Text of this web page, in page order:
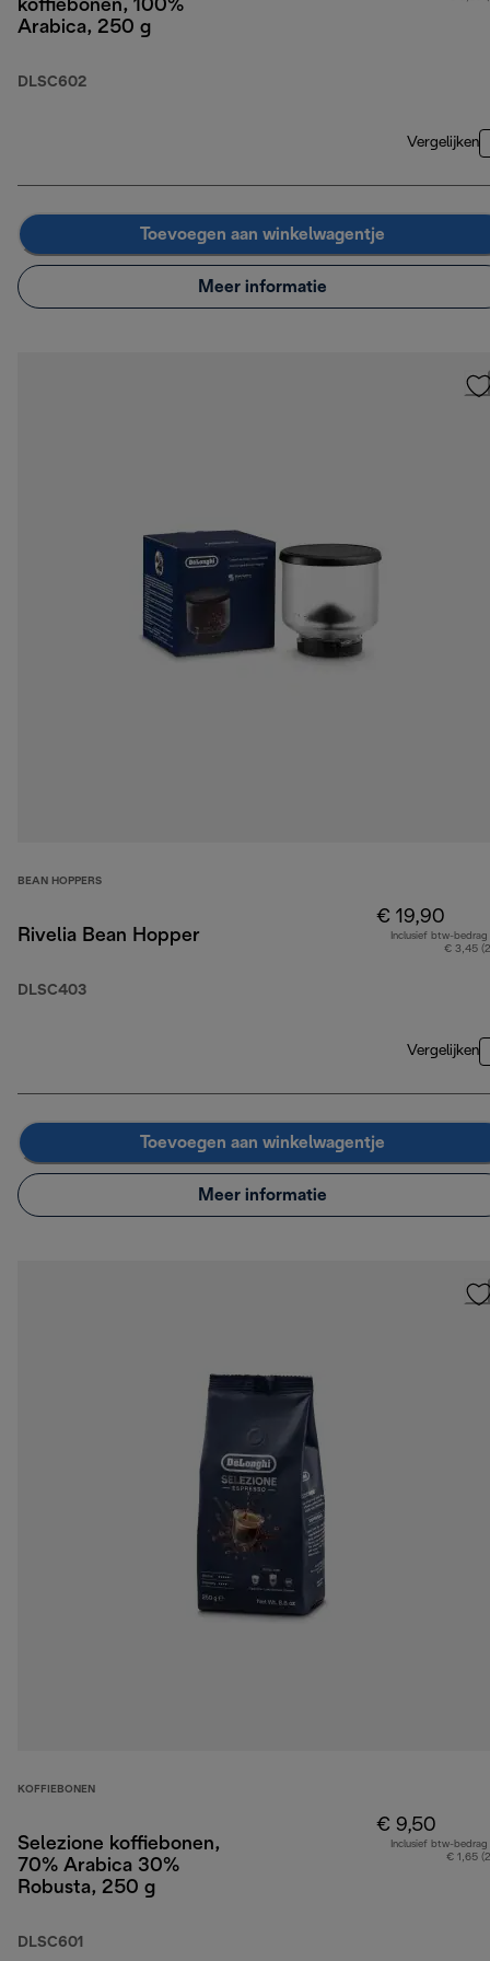
koffiebonen, 100%
Arabica, 250 g
DLSC602
Vergelijken
Toevoegen aan winkelwagentje
Meer informatie
BEAN HOPPERS
Rivelia Bean Hopper
DLSC403
€ 19,90
Inclusief btw-bedrag
€ 3,45
Vergelijken
Toevoegen aan winkelwagentje
Meer informatie
KOFFIEBONEN
Selezione koffiebonen,
70% Arabica 30%
Robusta, 250 g
DLSC601
€ 9,50
Inclusief btw-bedrag
€ 1,65